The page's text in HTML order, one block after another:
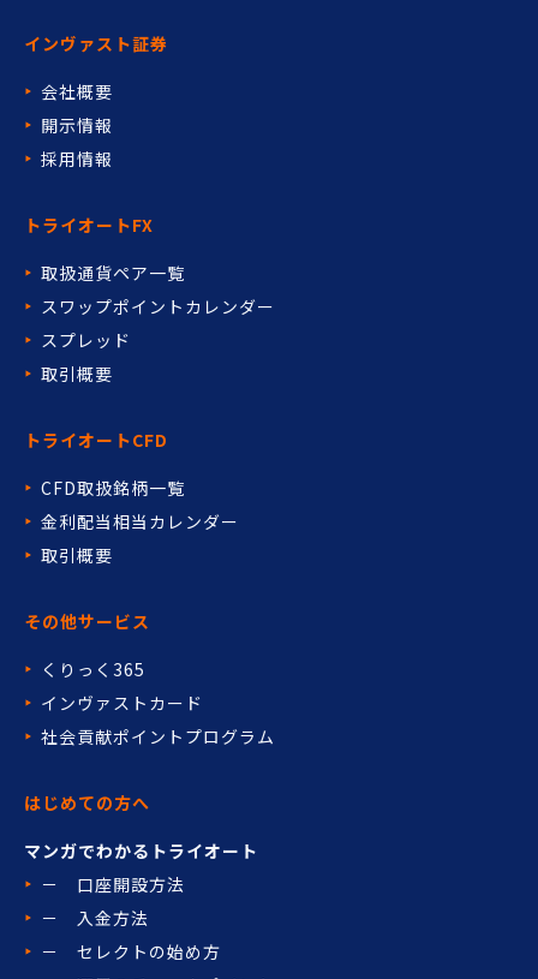
インヴァスト証券
会社概要
開示情報
採用情報
その他サービス
くりっく365
インヴァストカード
社会貢献ポイントプログラム
トライオートFX
取扱通貨ペア一覧
スワップポイントカレンダー
スプレッド
取引概要
はじめての方へ
マンガでわかるトライオート
－ 口座開設方法
－ 入金方法
－ セレクトの始め方
トライオートCFD
CFD取扱銘柄一覧
金利配当相当カレンダー
取引概要